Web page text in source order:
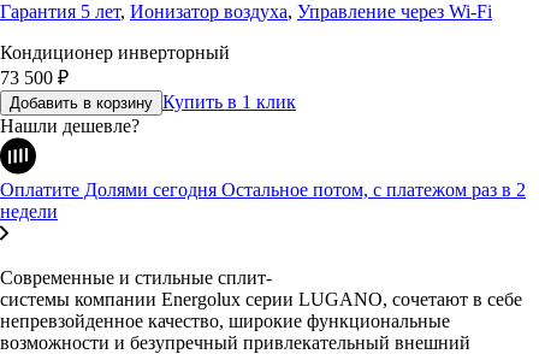
Гарантия 5 лет, Ионизатор воздуха, Управление через Wi-Fi
Кондиционер инверторный
73 500 ₽
Добавить в корзину Купить в 1 клик
Нашли дешевле?
Оплатите Долями сегодня Остальное потом, с платежом раз в 2
недели
Современные и стильные сплит-
системы компании Energolux серии LUGANO, сочетают в себе
непревзойденное качество, широкие функциональные
возможности и безупречный привлекательный внешний